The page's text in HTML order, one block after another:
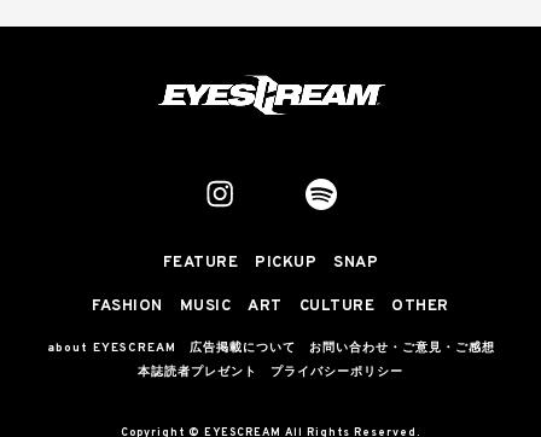
FEATURE PICKUP SNAP
FASHION MUSIC ART CULTURE OTHER
about EYESCREAM 広告掲載について
お問い合わせ・ご意見・ご感想
本誌読者プレゼント
プライバシーポリシー
Copyright © EYESCREAM All Rights Reserved.